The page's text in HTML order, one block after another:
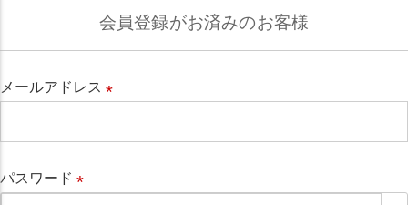
会員登録がお済みのお客様
メールアドレス
パスワード